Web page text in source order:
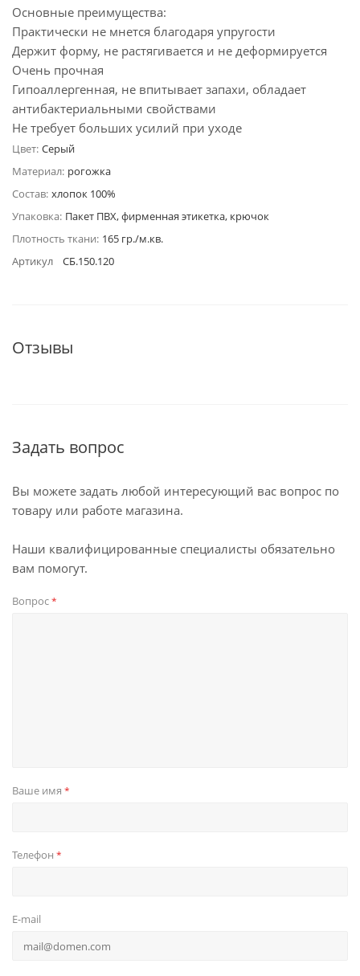
Основные преимущества:
Практически не мнется благодаря упругости
Держит форму, не растягивается и не деформируется
Очень прочная
Гипоаллергенная, не впитывает запахи, обладает
антибактериальными свойствами
Не требует больших усилий при уходе
Цвет: Серый
Материал: рогожка
Состав: хлопок 100%
Упаковка: Пакет ПВХ, фирменная этикетка, крючок
Плотность ткани: 165 гр./м.кв.
Артикул
СБ.150.120
Отзывы
Задать вопрос
Вы можете задать любой интересующий вас вопрос по
товару или работе магазина.
Наши квалифицированные специалисты обязательно
вам помогут.
Вопрос*
Ваше имя *
Телефон *
E-mail